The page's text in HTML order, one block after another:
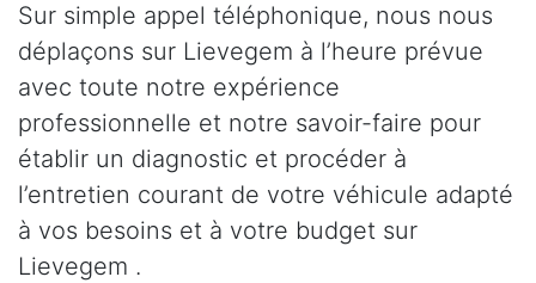
Sur simple appel téléphonique, nous nous
déplaçons sur Lievegem à l’heure prévue
avec toute notre expérience
professionnelle et notre savoir-faire pour
établir un diagnostic et procéder à
l’entretien courant de votre véhicule adapté
à vos besoins et à votre budget sur
Lievegem .